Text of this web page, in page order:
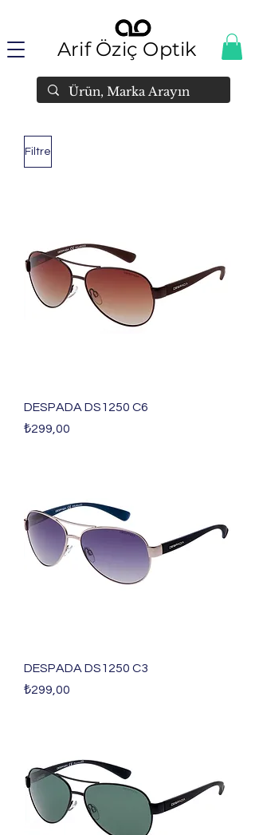
Arif Öziç Optik
Filtre
DESPADA DS1250 C6
Fiyat
₺299,00
DESPADA DS1250 C3
Fiyat
₺299,00